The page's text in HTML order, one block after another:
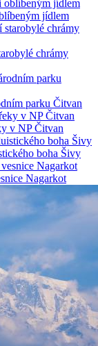
jídlem
chrámy
parku Čitvan
v NP Čitvan
boha Šivy
Nagarkot